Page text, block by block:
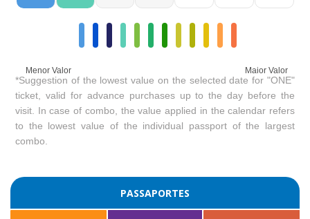
Menor Valor Maior Valor
*Suggestion of the lowest value on the selected date for "ONE"
ticket, valid for advance purchases up to the day before the
visit. In case of combo, the value applied in the calendar refers
to the lowest value of the individual passport of the largest
combo.
PASSAPORTES